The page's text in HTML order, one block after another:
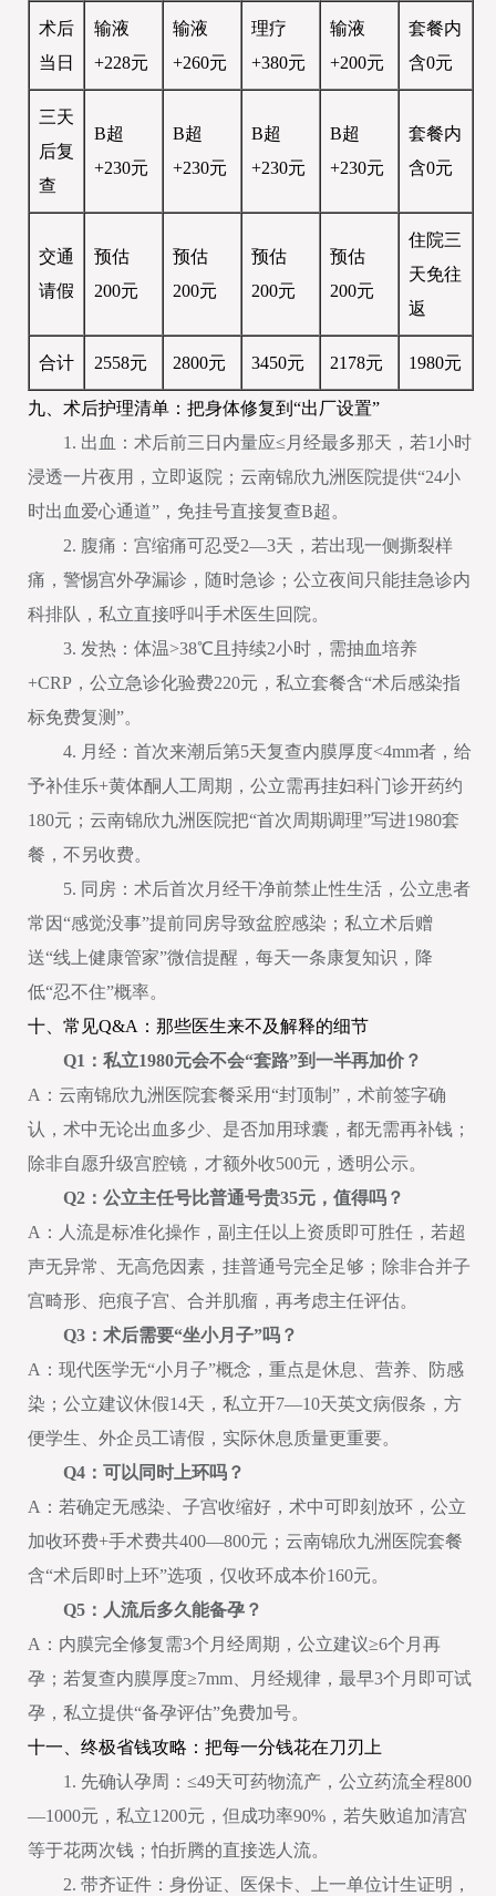
术后
当日
输液
+228元
输液
+260元
理疗
+380元
输液
+200元
套餐内
含0元
三天
后复
查
B超
+230元
B超
+230元
B超
+230元
B超
+230元
套餐内
含0元
交通
请假
预估
200元
预估
200元
预估
200元
预估
200元
住院三
天免往
返
合计 2558元 2800元 3450元 2178元 1980元
九、术后护理清单：把身体修复到“出厂设置”
1. 出血：术后前三日内量应≤月经最多那天，若1小时
浸透一片夜用，立即返院；云南锦欣九洲医院提供“24小
时出血爱心通道”，免挂号直接复查B超。
2. 腹痛：宫缩痛可忍受2—3天，若出现一侧撕裂样
痛，警惕宫外孕漏诊，随时急诊；公立夜间只能挂急诊内
科排队，私立直接呼叫手术医生回院。
3. 发热：体温>38℃且持续2小时，需抽血培养
+CRP，公立急诊化验费220元，私立套餐含“术后感染指
标免费复测”。
4. 月经：首次来潮后第5天复查内膜厚度<4mm者，给
予补佳乐+黄体酮人工周期，公立需再挂妇科门诊开药约
180元；云南锦欣九洲医院把“首次周期调理”写进1980套
餐，不另收费。
5. 同房：术后首次月经干净前禁止性生活，公立患者
常因“感觉没事”提前同房导致盆腔感染；私立术后赠
送“线上健康管家”微信提醒，每天一条康复知识，降
低“忍不住”概率。
十、常见Q&A：那些医生来不及解释的细节
Q1：私立1980元会不会“套路”到一半再加价？
A：云南锦欣九洲医院套餐采用“封顶制”，术前签字确
认，术中无论出血多少、是否加用球囊，都无需再补钱；
除非自愿升级宫腔镜，才额外收500元，透明公示。
Q2：公立主任号比普通号贵35元，值得吗？
A：人流是标准化操作，副主任以上资质即可胜任，若超
声无异常、无高危因素，挂普通号完全足够；除非合并子
宫畸形、疤痕子宫、合并肌瘤，再考虑主任评估。
Q3：术后需要“坐小月子”吗？
A：现代医学无“小月子”概念，重点是休息、营养、防感
染；公立建议休假14天，私立开7—10天英文病假条，方
便学生、外企员工请假，实际休息质量更重要。
Q4：可以同时上环吗？
A：若确定无感染、子宫收缩好，术中可即刻放环，公立
加收环费+手术费共400—800元；云南锦欣九洲医院套餐
含“术后即时上环”选项，仅收环成本价160元。
Q5：人流后多久能备孕？
A：内膜完全修复需3个月经周期，公立建议≥6个月再
孕；若复查内膜厚度≥7mm、月经规律，最早3个月即可试
孕，私立提供“备孕评估”免费加号。
十一、终极省钱攻略：把每一分钱花在刀刃上
1. 先确认孕周：≤49天可药物流产，公立药流全程800
—1000元，私立1200元，但成功率90%，若失败追加清宫
等于花两次钱；怕折腾的直接选人流。
2. 带齐证件：身份证、医保卡、上一单位计生证明，